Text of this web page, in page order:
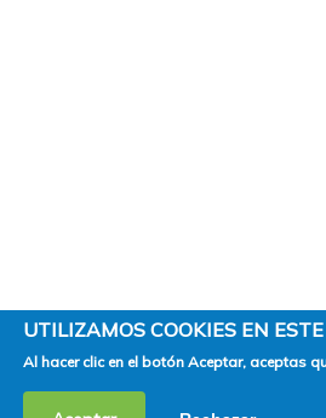
UTILIZAMOS COOKIES EN
Al hacer clic en el botón Aceptar, aceptas